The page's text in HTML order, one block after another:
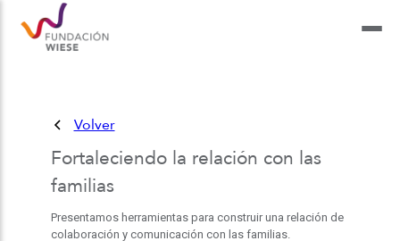
Volver
Fortaleciendo la relación con las
familias
Presentamos herramientas para construir una relación de
colaboración y comunicación con las familias.